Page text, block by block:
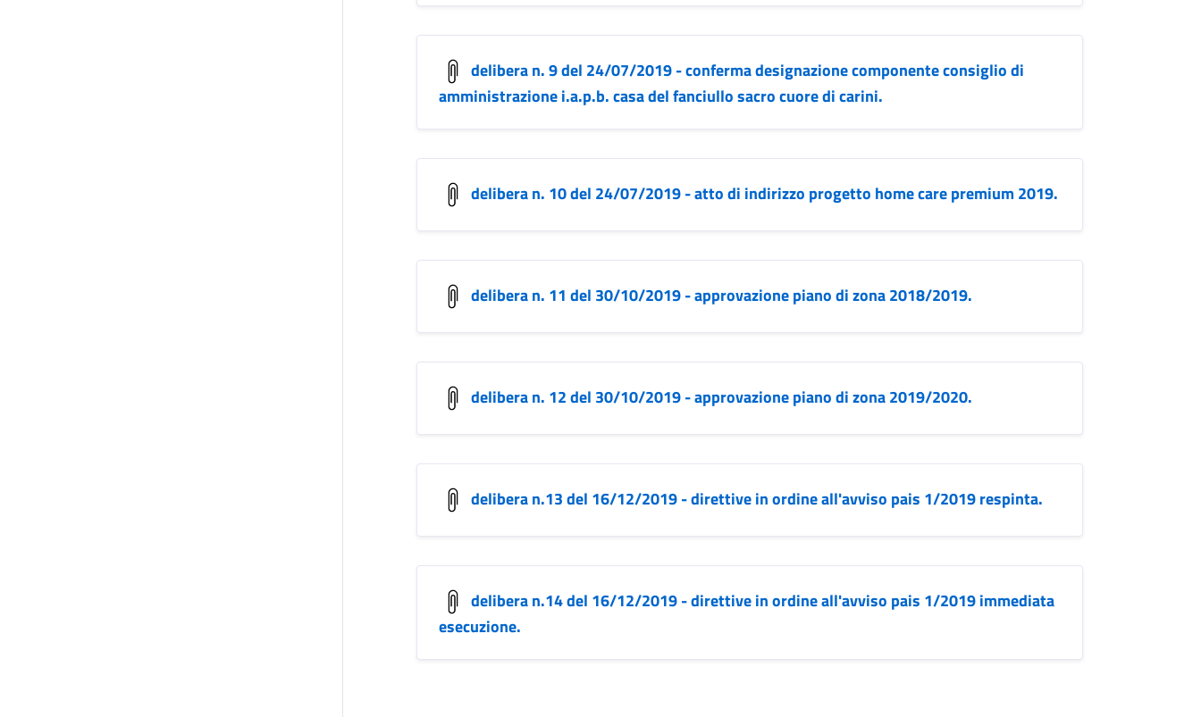
delibera n. 9 del 24/07/2019 - conferma designazione componente consiglio di
amministrazione i.a.p.b. casa del fanciullo sacro cuore di carini.
delibera n. 10 del 24/07/2019 - atto di indirizzo progetto home care premium 2019.
delibera n. 11 del 30/10/2019 - approvazione piano di zona 2018/2019.
delibera n. 12 del 30/10/2019 - approvazione piano di zona 2019/2020.
delibera n.13 del 16/12/2019 - direttive in ordine all'avviso pais 1/2019 respinta.
delibera n.14 del 16/12/2019 - direttive in ordine all'avviso pais 1/2019 immediata
esecuzione.